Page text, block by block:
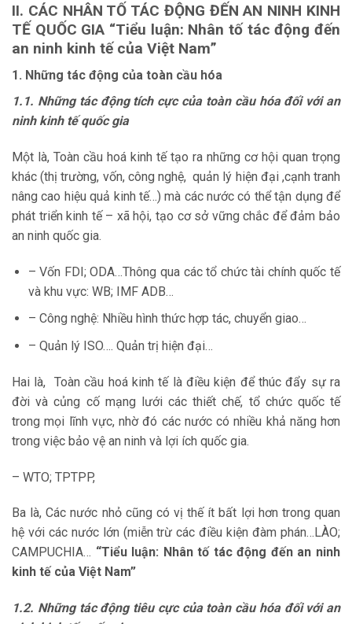
II. CÁC NHÂN TỐ TÁC ĐỘNG ĐẾN AN NINH KINH
TẾ QUỐC GIA “Tiểu luận: Nhân tố tác động đến
an ninh kinh tế của Việt Nam”
1. Những tác động của toàn cầu hóa
1.1. Những tác động tích cực của toàn cầu hóa đối với an
ninh kinh tế quốc gia
Một là, Toàn cầu hoá kinh tế tạo ra những cơ hội quan trọng
khác (thị trường, vốn, công nghệ, quản lý hiện đại ,cạnh tranh
nâng cao hiệu quả kinh tế…) mà các nước có thể tận dụng để
phát triển kinh tế – xã hội, tạo cơ sở vững chắc để đảm bảo
an ninh quốc gia.
– Vốn FDI; ODA…Thông qua các tổ chức tài chính quốc tế
và khu vực: WB; IMF ADB…
– Công nghệ: Nhiều hình thức hợp tác, chuyển giao…
– Quản lý ISO…. Quản trị hiện đại…
Hai là, Toàn cầu hoá kinh tế là điều kiện để thúc đẩy sự ra
đời và củng cố mạng lưới các thiết chế, tổ chức quốc tế
trong mọi lĩnh vực, nhờ đó các nước có nhiều khả năng hơn
trong việc bảo vệ an ninh và lợi ích quốc gia.
– WTO; TPTPP,
Ba là, Các nước nhỏ cũng có vị thế ít bất lợi hơn trong quan
hệ với các nước lớn (miễn trừ các điều kiện đàm phán…LÀO;
CAMPUCHIA… “Tiểu luận: Nhân tố tác động đến an ninh
kinh tế của Việt Nam”
1.2. Những tác động tiêu cực của toàn cầu hóa đối với an